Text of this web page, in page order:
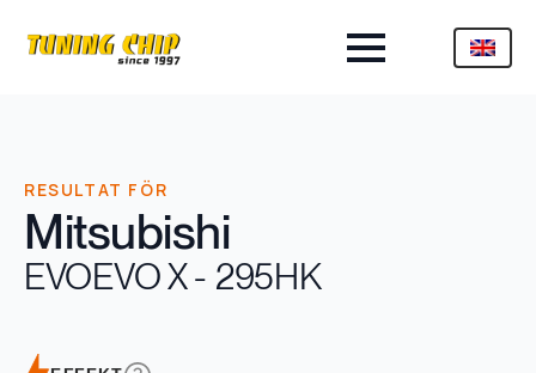
RESULTAT FÖR
Mitsubishi
EVOEVO X - 295HK